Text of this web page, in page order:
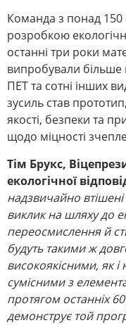
Команда з понад 150
розробкою
останні три роки
випробували більше
ПЕТ та сотні інших
зусиль став
якості, безпеки та
щодо міцності
Тім Брукс,
екологічної
надзвичайно
виклик на шляху до
переосмислення й
будуть такими ж
високоякісними, як
сумісними з
протягом останніх
демонструє той